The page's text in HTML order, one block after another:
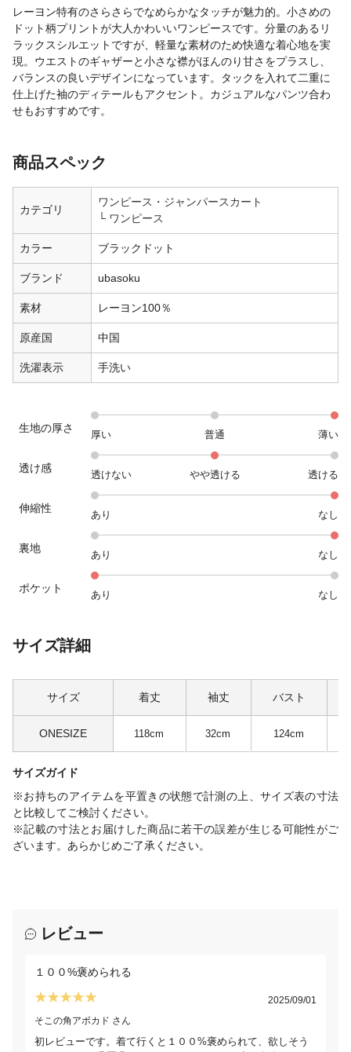
レーヨン特有のさらさらでなめらかなタッチが魅力的。小さめの
ドット柄プリントが大人かわいいワンピースです。分量のあるリ
ラックスシルエットですが、軽量な素材のため快適な着心地を実
現。ウエストのギャザーと小さな襟がほんのり甘さをプラスし、
バランスの良いデザインになっています。タックを入れて二重に
仕上げた袖のディテールもアクセント。カジュアルなパンツ合わ
せもおすすめです。
商品スペック
カテゴリ
ワンピース・ジャンパースカート
ワンピース
カラー ブラックドット
ブランド ubasoku
素材 レーヨン100％
原産国 中国
洗濯表示 手洗い
生地の厚さ
厚い 普通 薄い
透け感
透けない やや透ける 透ける
伸縮性
あり なし
裏地
あり なし
ポケット
あり なし
サイズ詳細
サイズ 着丈 袖丈 バスト
ONESIZE 118cm 32cm 124cm
サイズガイド
※お持ちのアイテムを平置きの状態で計測の上、サイズ表の寸法
と比較してご検討ください。
※記載の寸法とお届けした商品に若干の誤差が生じる可能性がご
ざいます。あらかじめご了承ください。
レビュー
１００%褒められる
2025/09/01
そこの角アボカド さん
初レビューです。着て行くと１００%褒められて、欲しそう